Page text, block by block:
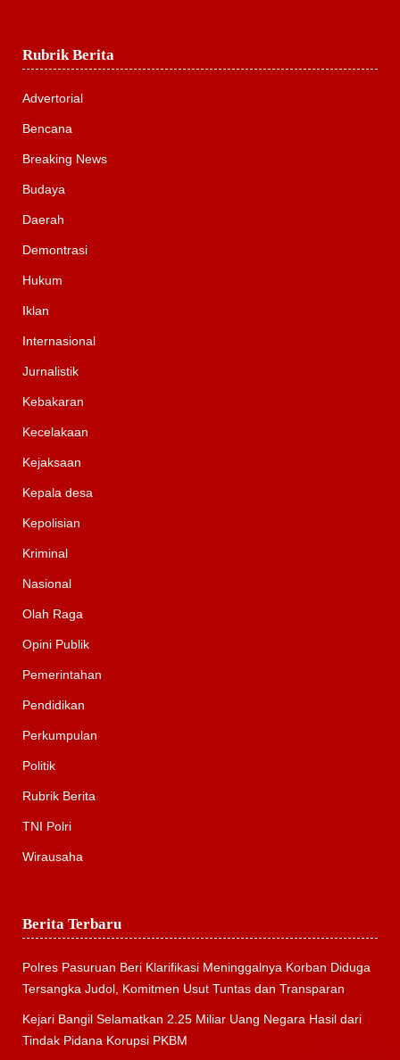
Rubrik Berita
Advertorial
Bencana
Breaking News
Budaya
Daerah
Demontrasi
Hukum
Iklan
Internasional
Jurnalistik
Kebakaran
Kecelakaan
Kejaksaan
Kepala desa
Kepolisian
Kriminal
Nasional
Olah Raga
Opini Publik
Pemerintahan
Pendidikan
Perkumpulan
Politik
Rubrik Berita
TNI Polri
Wirausaha
Berita Terbaru
Polres Pasuruan Beri Klarifikasi Meninggalnya Korban Diduga
Tersangka Judol, Komitmen Usut Tuntas dan Transparan
Kejari Bangil Selamatkan 2.25 Miliar Uang Negara Hasil dari
Tindak Pidana Korupsi PKBM